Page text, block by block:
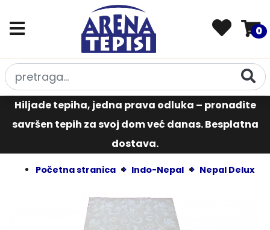
0
Hiljade tepiha, jedna prava odluka – pronađite
savršen tepih za svoj dom već danas. Besplatna
dostava.
Početna stranica Indo-Nepal Nepal Delux